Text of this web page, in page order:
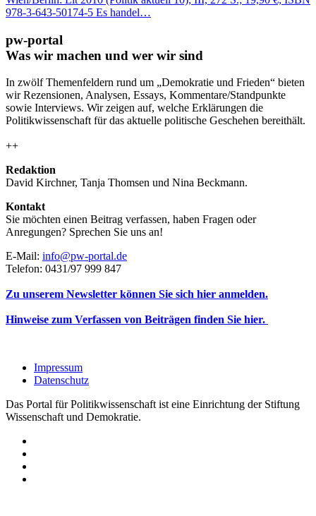
978-3-643-50174-5 Es handel…
pw-portal
Was wir machen und wer wir sind
In zwölf Themenfeldern rund um „Demokratie und Frieden“ bieten
wir Rezensionen, Analysen, Essays, Kommentare/Standpunkte
sowie Interviews. Wir zeigen auf, welche Erklärungen die
Politikwissenschaft für das aktuelle politische Geschehen bereithält.
++
Redaktion
David Kirchner, Tanja Thomsen und Nina Beckmann.
Kontakt
Sie möchten einen Beitrag verfassen, haben Fragen oder
Anregungen? Sprechen Sie uns an!
E-Mail: info@pw-portal.de
Telefon: 0431/97 999 847
Zu unserem Newsletter können Sie sich hier anmelden.
Hinweise zum Verfassen von Beiträgen finden Sie hier.
Impressum
Datenschutz
Das Portal für Politikwissenschaft ist eine Einrichtung der Stiftung
Wissenschaft und Demokratie.